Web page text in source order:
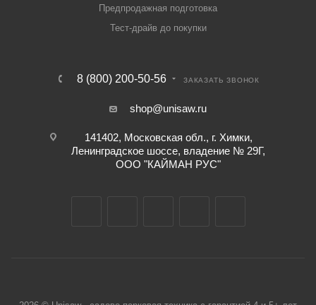
Предпродажная подготовка
Тест-драйв до покупки
8 (800) 200-50-56 ЗАКАЗАТЬ ЗВОНОК
shop@unisaw.ru
141402, Московская обл., г. Химки,
Ленинградское шоссе, владение № 29Г,
ООО "КАЙМАН РУС"